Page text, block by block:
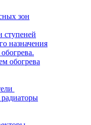
зон
ступеней
назначения
обогрева